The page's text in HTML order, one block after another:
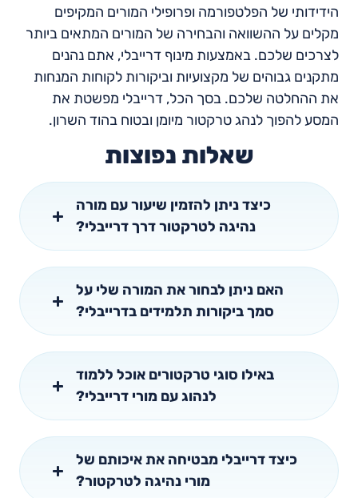
הידידותי של הפלטפורמה ופרופילי המורים המקיפים
מקלים על ההשוואה והבחירה של המורים המתאים ביותר
לצרכים שלכם. באמצעות מינוף דרייבלי, אתם נהנים
מתקנים גבוהים של מקצועיות וביקורות לקוחות המנחות
את ההחלטה שלכם. בסך הכל, דרייבלי מפשטת את
המסע להפוך לנהג טרקטור מיומן ובטוח בהוד השרון.
שאלות נפוצות
כיצד ניתן להזמין שיעור עם מורה
נהיגה לטרקטור דרך דרייבלי?
האם ניתן לבחור את המורה שלי על
סמך ביקורות תלמידים בדרייבלי?
באילו סוגי טרקטורים אוכל ללמוד
לנהוג עם מורי דרייבלי?
כיצד דרייבלי מבטיחה את איכותם של
מורי נהיגה לטרקטור?